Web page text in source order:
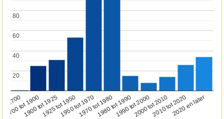
1700
1700 tot 1900
1900 tot 19251925 tot 19501950 tot 19701970 tot 19801980 tot 19901990 tot 20002000 tot 20102010 tot 20202020 en later
20
20
40
40
60
60
80
80